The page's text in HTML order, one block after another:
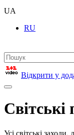
UA
RU
Відкрити у
Світські
Усі світські